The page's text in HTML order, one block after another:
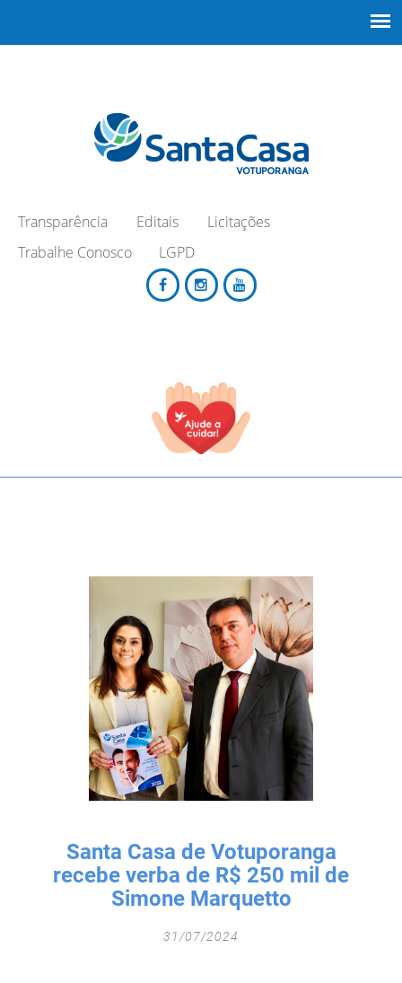
Transparência Editais
Licitações
Trabalhe Conosco
LGPD
TODOS OS CAMPOS SÃO OBRIGATÓRIOS.
Santa Casa de Votuporanga
recebe verba de R$ 250 mil de
Simone Marquetto
31/07/2024